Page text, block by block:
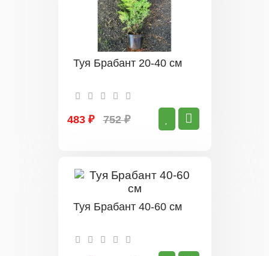
Туя Брабант 20-40 см
483 ₽ 752 ₽
Туя Брабант 40-60 см